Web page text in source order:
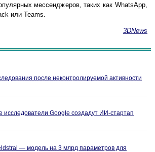
мессенджеров, таких как WhatsApp,
или Teams.
3DNews
после неконтролируемой активности
Google создадут ИИ-стартап
— модель на 3 млрд параметров для